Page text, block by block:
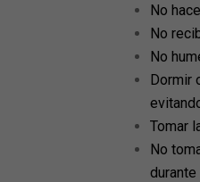
No
No
No
Dormir
Tomar
No